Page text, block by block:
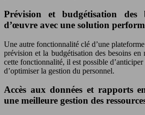
Prévision et budgétisation des
d’œuvre avec une solution
Une autre fonctionnalité clé d’une
prévision et la budgétisation des besoins
cette fonctionnalité, il est possible d’anticiper
d’optimiser la gestion du personnel.
Accès aux données et rapports
une meilleure gestion des